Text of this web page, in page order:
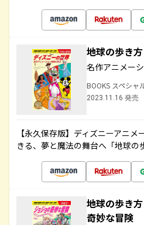
地球の歩き
名作アニメー
BOOKS スペシャ
2023.11.16 発売
【永久保存版】ディズニーアニ
きる、夢と魔法の舞台へ「地球の
地球の歩き
奇妙な冒険